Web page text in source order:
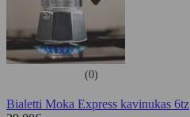
(0)
Bialetti Moka Express kavinukas 6tz